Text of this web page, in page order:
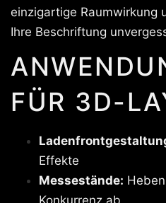
einzigartige Raumwirkung
Ihre Beschriftung
FÜR 3D-
Effekte
Messestände:
Konkurrenz ab